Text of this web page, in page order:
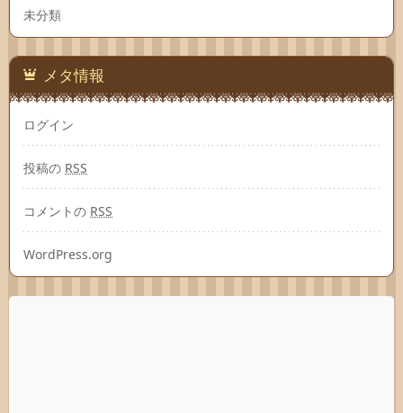
未分類
メタ情報
ログイン
投稿の RSS
コメントの RSS
WordPress.org